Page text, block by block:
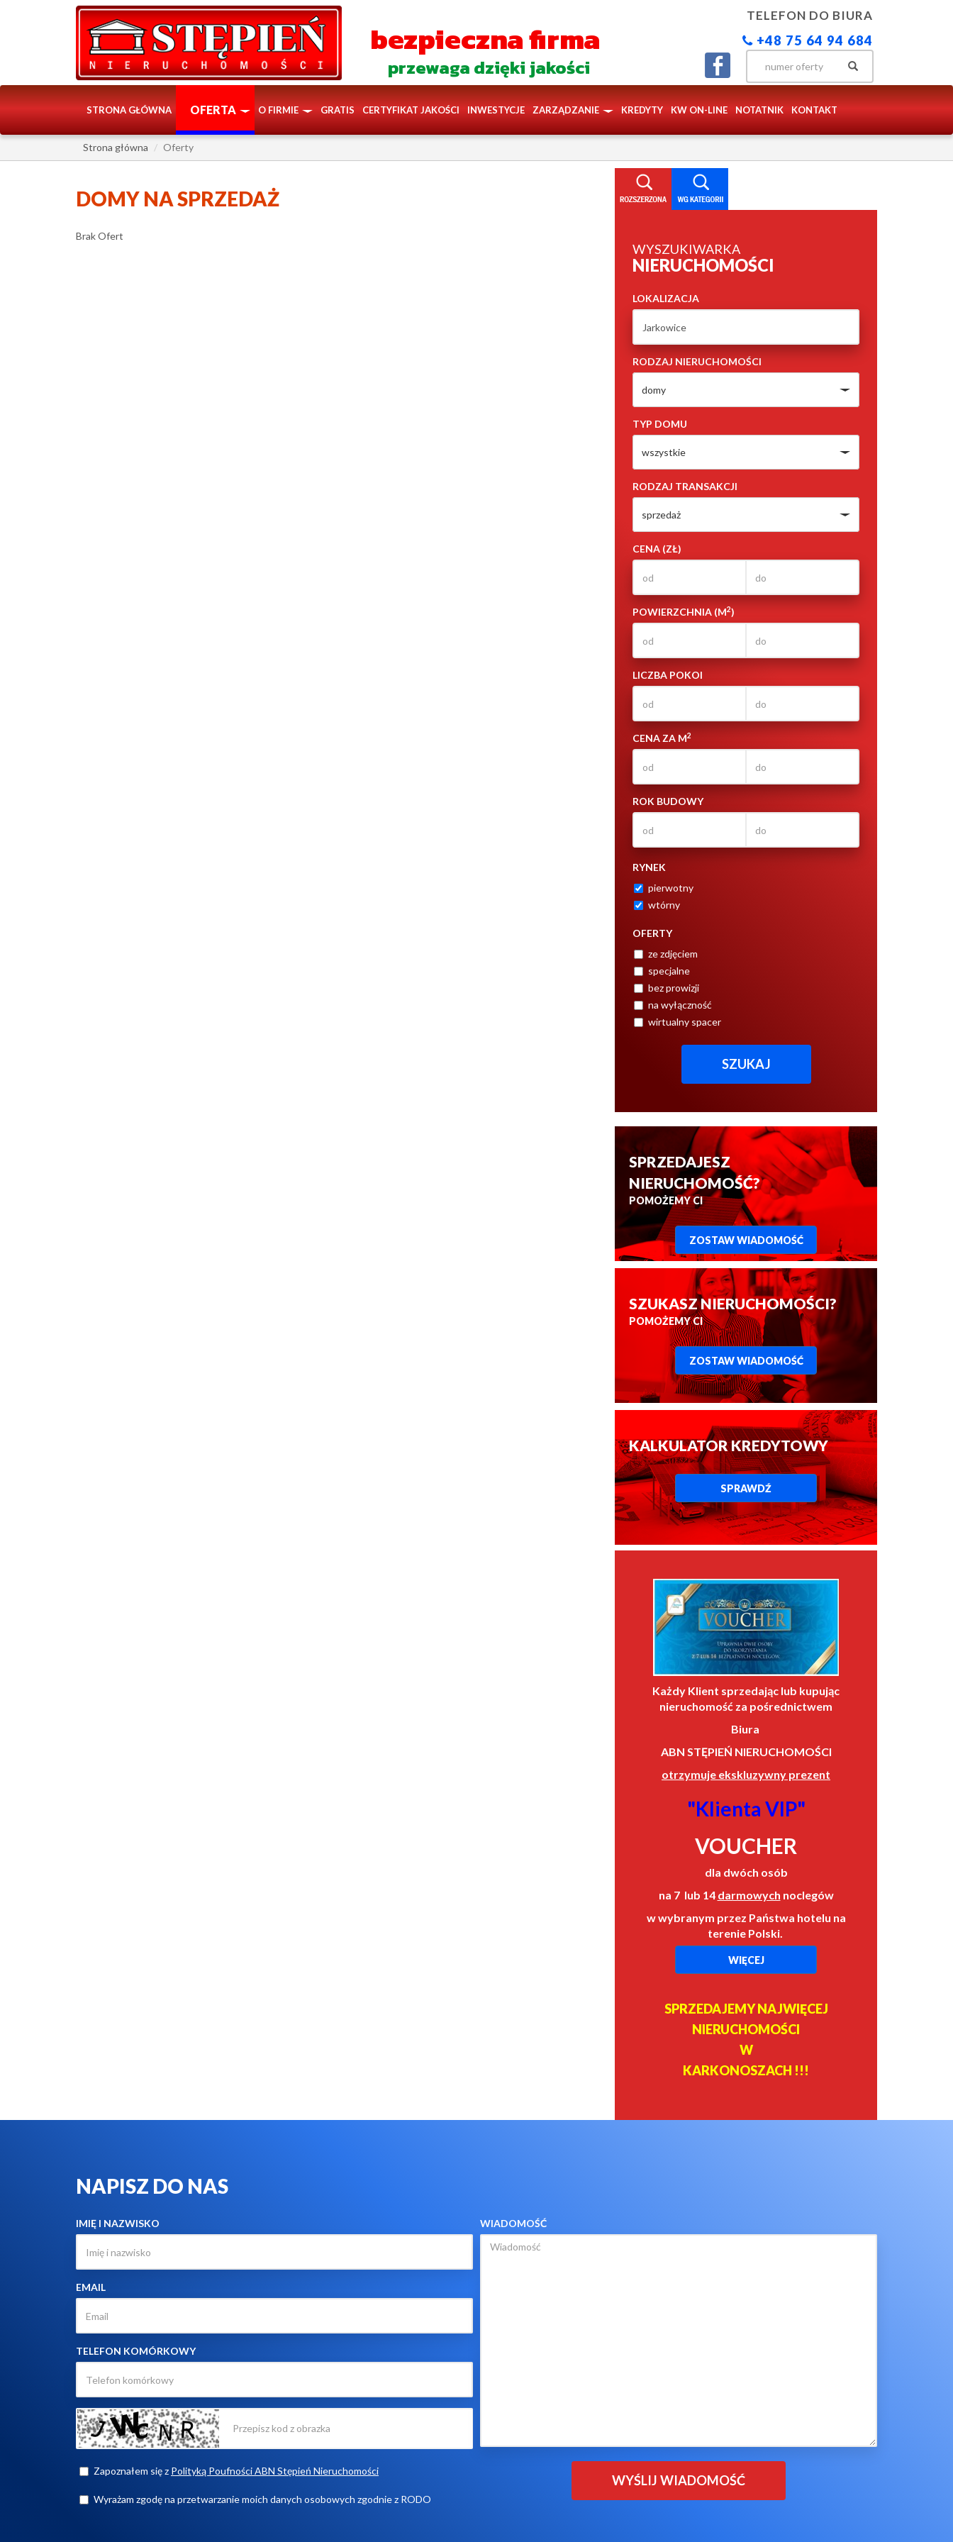
bezpieczna firma
przewaga dzięki jakości
TELEFON DO BIURA
+48 75 64 94 684
STRONA GŁÓWNA OFERTA O FIRMIE GRATIS CERTYFIKAT JAKOŚCI INWESTYCJE ZARZĄDZANIE KREDYTY KW ON-LINE NOTATNIK KONTAKT
Strona główna Oferty
WYSZUKIWARKA
NIERUCHOMOŚCI
LOKALIZACJA
RODZAJ NIERUCHOMOŚCI
domy
TYP DOMU
wszystkie
RODZAJ TRANSAKCJI
sprzedaż
CENA (ZŁ)
POWIERZCHNIA (M2)
LICZBA POKOI
CENA ZA M2
ROK BUDOWY
RYNEK
pierwotny
wtórny
OFERTY
ze zdjęciem
specjalne
bez prowizji
na wyłączność
wirtualny spacer
SPRZEDAJESZ
NIERUCHOMOŚĆ?
POMOŻEMY CI
ZOSTAW WIADOMOŚĆ
SZUKASZ NIERUCHOMOŚCI?
POMOŻEMY CI
ZOSTAW WIADOMOŚĆ
KALKULATOR KREDYTOWY
SPRAWDŹ
Każdy Klient sprzedając lub kupując
nieruchomość za pośrednictwem
Biura
ABN STĘPIEŃ NIERUCHOMOŚCI
otrzymuje ekskluzywny prezent
"Klienta VIP"
VOUCHER
dla dwóch osób
na 7 lub 14 darmowych noclegów
w wybranym przez Państwa hotelu na
terenie Polski.
WIĘCEJ
SPRZEDAJEMY NAJWIĘCEJ
NIERUCHOMOŚCI
W
KARKONOSZACH !!!
DOMY NA SPRZEDAŻ
Brak Ofert
NAPISZ DO NAS
IMIĘ I NAZWISKO
EMAIL
TELEFON KOMÓRKOWY
Zapoznałem się z Polityką Poufności ABN Stępień Nieruchomości
Wyrażam zgodę na przetwarzanie moich danych osobowych zgodnie z RODO
WIADOMOŚĆ